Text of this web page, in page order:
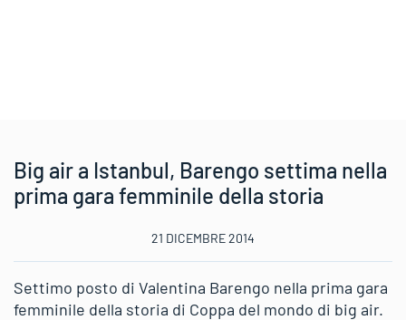
Big air a Istanbul, Barengo settima nella
prima gara femminile della storia
21 DICEMBRE 2014
Settimo posto di Valentina Barengo nella prima gara
femminile della storia di Coppa del mondo di big air.